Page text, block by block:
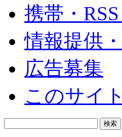
携帯・
情報提供
広告募集
このサイ